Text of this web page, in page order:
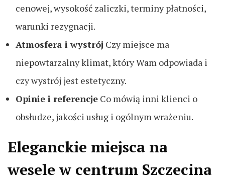
cenowej, wysokość zaliczki, terminy płatności,
warunki rezygnacji.
Atmosfera i wystrój Czy miejsce ma
niepowtarzalny klimat, który Wam odpowiada i
czy wystrój jest estetyczny.
Opinie i referencje Co mówią inni klienci o
obsłudze, jakości usług i ogólnym wrażeniu.
Eleganckie miejsca na
wesele w centrum Szczecina